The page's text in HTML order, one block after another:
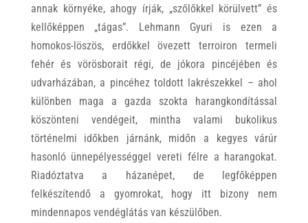
annak környéke, ahogy írják, „szőlőkkel körülvett” és
kellőképpen „tágas”. Lehmann Gyuri is ezen a
homokos-löszös, erdőkkel övezett terroiron termeli
fehér és vörösborait régi, de jókora pincéjében és
udvarházában, a pincéhez toldott lakrészekkel – ahol
különben maga a gazda szokta harangkondítással
köszönteni vendégeit, mintha valami bukolikus
történelmi időkben járnánk, midőn a kegyes várúr
hasonló ünnepélyességgel vereti félre a harangokat.
Riadóztatva a házanépet, de legfőképpen
felkészítendő a gyomrokat, hogy itt bizony nem
mindennapos vendéglátás van készülőben.